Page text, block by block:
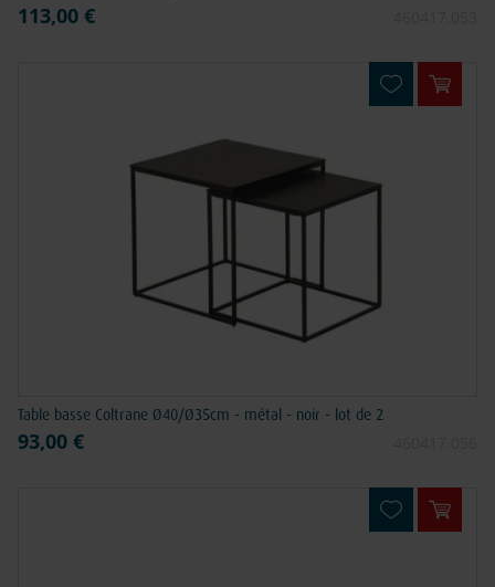
113,00 €
Table basse Coltrane Ø40/Ø35cm - métal - noir - lot de 2
93,00 €